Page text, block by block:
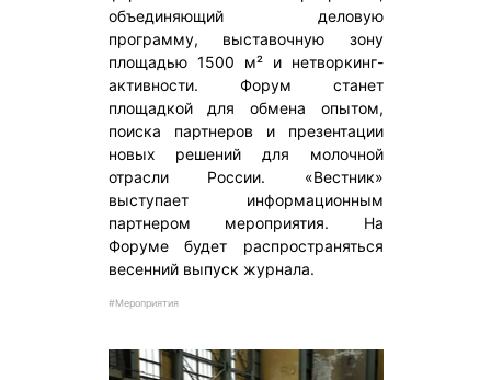
объединяющий деловую
программу, выставочную зону
площадью 1500 м² и нетворкинг-
активности. Форум станет
площадкой для обмена опытом,
поиска партнеров и презентации
новых решений для молочной
отрасли России. «Вестник»
выступает информационным
партнером мероприятия. На
Форуме будет распространяться
весенний выпуск журнала.
#Мероприятия